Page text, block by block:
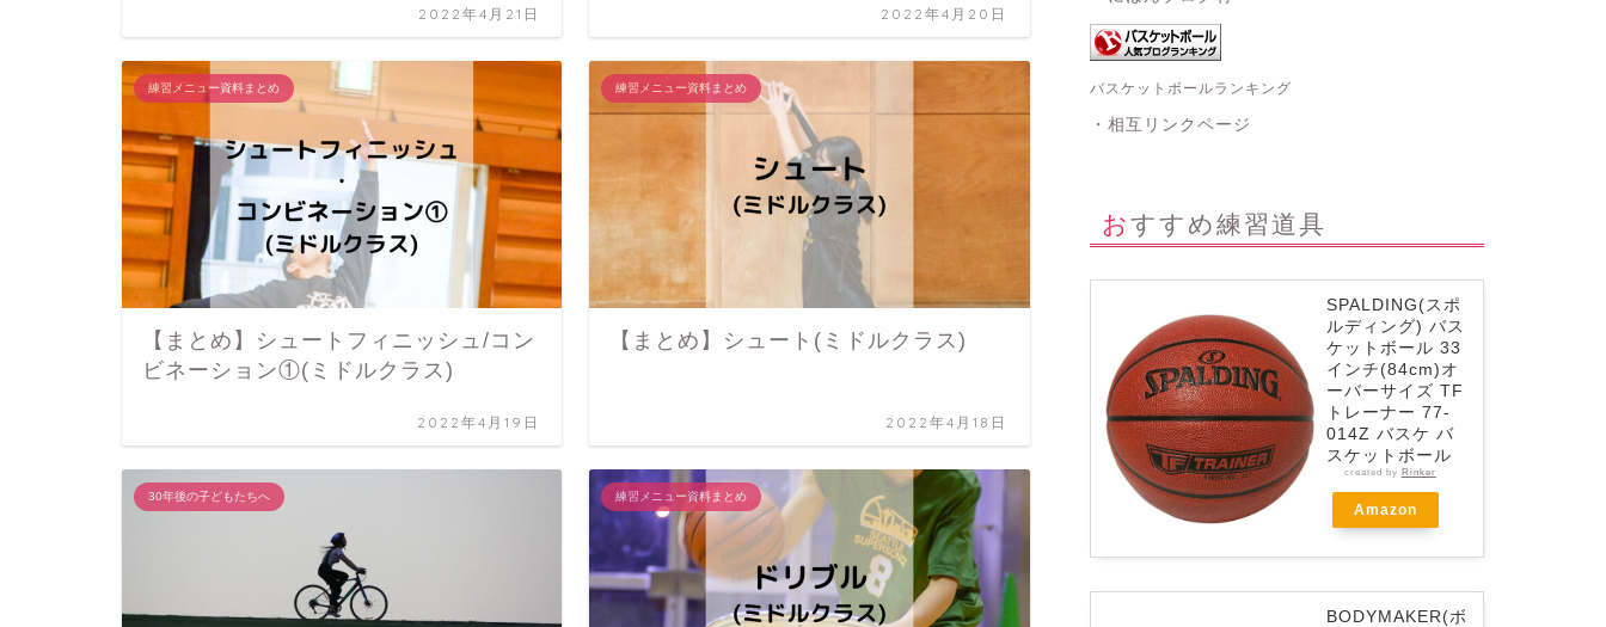
2022年4月21日 2022年4月20日
練習メニュー資料まとめ
【まとめ】シュートフィニッシュ/コン
ビネーション①(ミドルクラス)
2022年4月19日
練習メニュー資料まとめ
【まとめ】シュート(ミドルクラス)
2022年4月18日
30年後の子どもたちへ 練習メニュー資料まとめ
バスケットボールランキング
・相互リンクページ
おすすめ練習道具
SPALDING(スポ
ルディング) バス
ケットボール 33
インチ(84cm)オ
ーバーサイズ TF
トレーナー 77-
014Z バスケ バ
スケットボール
created by Rinker
Amazon
BODYMAKER(ボ